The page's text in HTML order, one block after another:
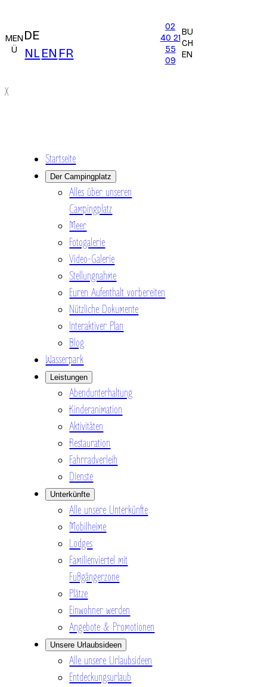
MEN
Ü
DE
NL EN FR
02
40 21
55
09
BU
CH
EN
X
Startseite
Der Campingplatz
Alles über unseren
Campingplatz
Meer
Fotogalerie
Video-Galerie
Stellungnahme
Euren Aufenthalt vorbereiten
Nützliche Dokumente
Interaktiver Plan
Blog
Wasserpark
Leistungen
Abendunterhaltung
Kinderanimation
Aktivitäten
Restauration
Fahrradverleih
Dienste
Unterkünfte
Alle unsere Unterkünfte
Mobilheime
Lodges
Familienviertel mit
Fußgängerzone
Plätze
Einwohner werden
Angebote & Promotionen
Unsere Urlaubsideen
Alle unsere Urlaubsideen
Entdeckungsurlaub